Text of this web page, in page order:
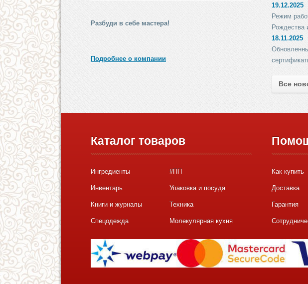
Разбуди в себе мастера!
Подробнее о компании
19.12.2025
Режим
Рождества
18.11.2025
Все
Каталог товаров
Ингредиенты #ПП
Инвентарь Упаковка и посуда
Книги и журналы Техника
Спецодежда Молекулярная кухня
Как купить
Доставка
Гарантия